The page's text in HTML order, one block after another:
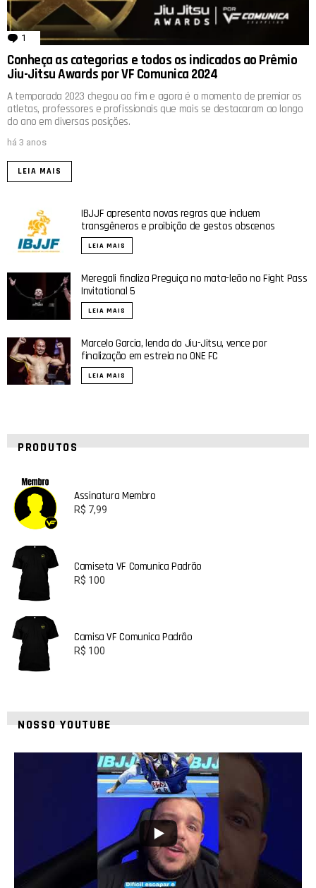
1 comentário
Conheça as categorias e todos os indicados ao Prêmio
Jiu-Jitsu Awards por VF Comunica 2024
A temporada 2023 chegou ao fim e agora é o momento de premiar os
atletas, professores e profissionais que mais se destacaram ao longo
do ano em diversas posições.
há 3 anos
LEIA MAIS
IBJJF apresenta novas regras que incluem
transgêneros e proibição de gestos obscenos
LEIA MAIS
Meregali finaliza Preguiça no mata-leão no Fight Pass
Invitational 5
LEIA MAIS
Marcelo Garcia, lenda do Jiu-Jitsu, vence por
finalização em estreia no ONE FC
LEIA MAIS
PRODUTOS
Assinatura Membro
R$ 7,99
Camiseta VF Comunica Padrão
R$ 100
Camisa VF Comunica Padrão
R$ 100
NOSSO YOUTUBE